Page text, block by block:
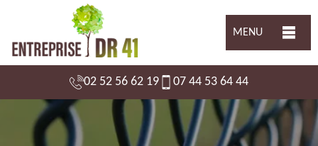
MENU
02 52 56 62 19 07 44 53 64 44